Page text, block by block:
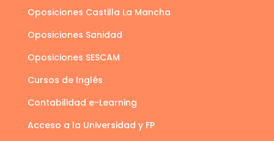
Oposiciones Castilla La Mancha
Oposiciones Sanidad
Oposiciones SESCAM
Cursos de Inglés
Contabilidad e-Learning
Acceso a la Universidad y FP